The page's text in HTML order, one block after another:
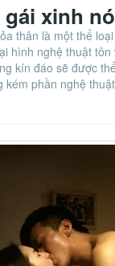
xinh
thân là một thể
hình nghệ thuật
kín đáo sẽ được
phần nghệ